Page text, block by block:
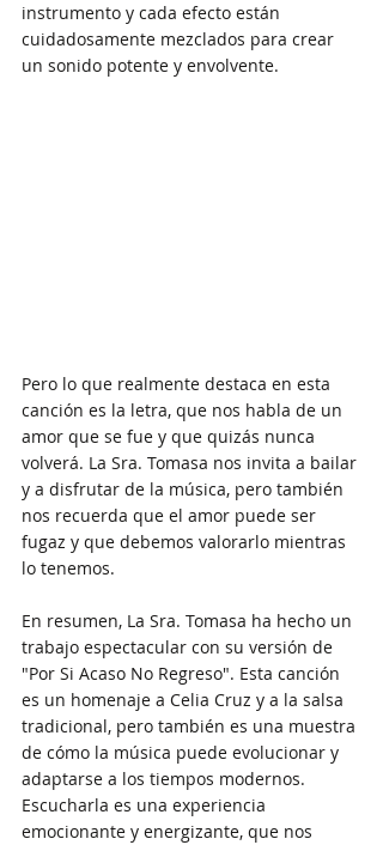
instrumento y cada efecto están
cuidadosamente mezclados para crear
un sonido potente y envolvente.
Pero lo que realmente destaca en esta
canción es la letra, que nos habla de un
amor que se fue y que quizás nunca
volverá. La Sra. Tomasa nos invita a bailar
y a disfrutar de la música, pero también
nos recuerda que el amor puede ser
fugaz y que debemos valorarlo mientras
lo tenemos.
En resumen, La Sra. Tomasa ha hecho un
trabajo espectacular con su versión de
"Por Si Acaso No Regreso". Esta canción
es un homenaje a Celia Cruz y a la salsa
tradicional, pero también es una muestra
de cómo la música puede evolucionar y
adaptarse a los tiempos modernos.
Escucharla es una experiencia
emocionante y energizante, que nos